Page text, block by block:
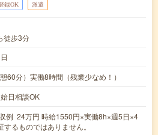
録OK 派遣
徒歩3分
60分）実働8時間（残業少なめ！）
日相談OK
例 24万円 時給1550円×実働8h×週5日×4
るものではありません。